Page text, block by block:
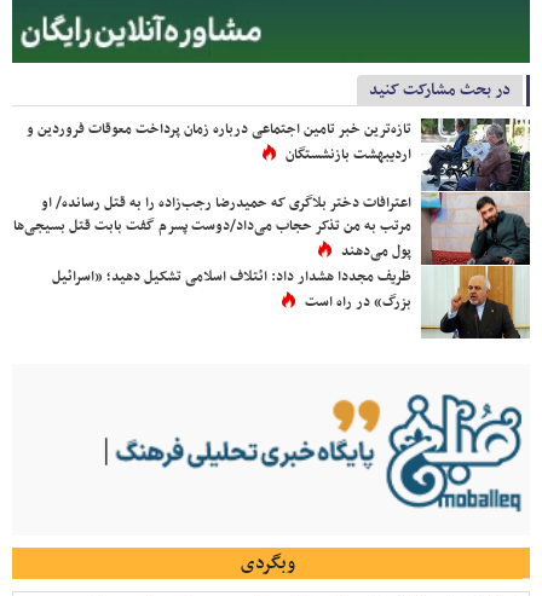
در بحث مشارکت کنید
تازه‌ترین خبر تامین اجتماعی درباره زمان پرداخت معوقات فروردین و
اردیبهشت بازنشستگان
اعترافات دختر بلاگری که حمیدرضا رجب‌زاده را به قتل رسانده/ او
مرتب به من تذکر حجاب می‌داد/دوست پسرم گفت بابت قتل بسیجی‌ها
پول می‌دهند
ظریف مجددا هشدار داد: ائتلاف اسلامی تشکیل دهید؛ «اسرائیل
بزرگ» در راه است
وبگردی